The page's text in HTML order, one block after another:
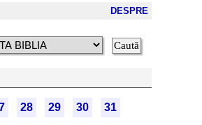
DESPRE
28 29 30 31